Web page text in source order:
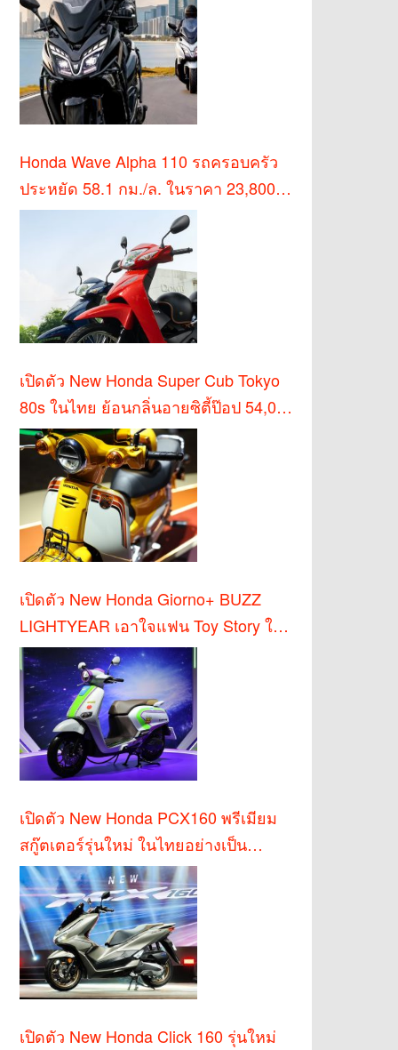
Honda Wave Alpha 110 รถครอบครัว
ประหยัด 58.1 กม./ล. ในราคา 23,800
บาท
เปิดตัว New Honda Super Cub Tokyo
80s ในไทย ย้อนกลิ่นอายซิตี้ป๊อป 54,000
บาท
เปิดตัว New Honda Giorno+ BUZZ
LIGHTYEAR เอาใจแฟน Toy Story ใน
ไทย!
เปิดตัว New Honda PCX160 พรีเมียม
สกู๊ตเตอร์รุ่นใหม่ ในไทยอย่างเป็น
ทางการ
เปิดตัว New Honda Click 160 รุ่นใหม่